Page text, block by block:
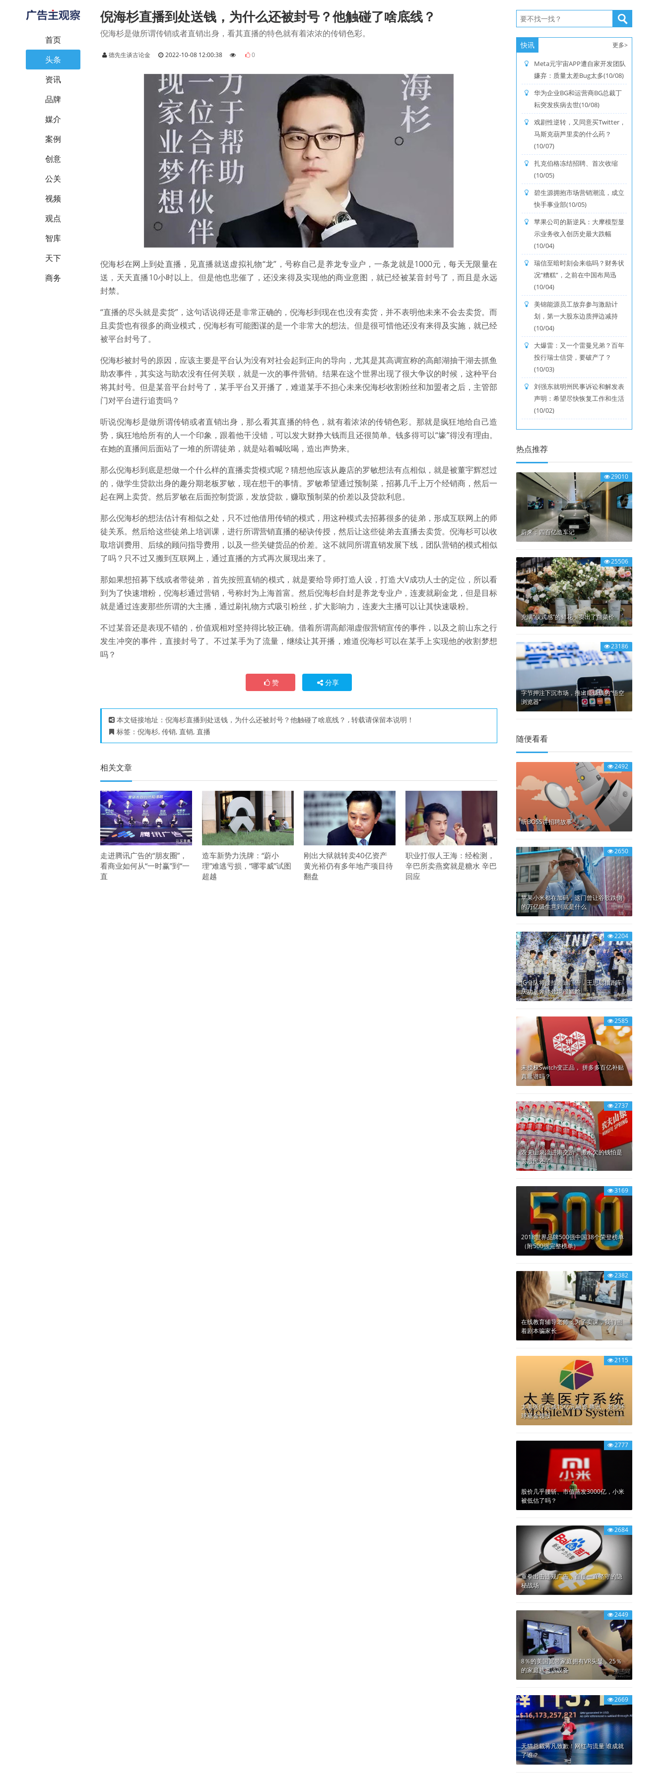
首页
头条
资讯
品牌
媒介
案例
创意
公关
视频
观点
智库
天下
商务
倪海杉直播到处送钱，为什么还被封号？他触碰了啥底线？
倪海杉是做所谓传销或者直销出身，看其直播的特色就有着浓浓的传销色彩。
德先生谈古论金 2022-10-08 12:00:38 0
倪海杉在网上到处直播，见直播就送虚拟礼物“龙”，号称自己是养龙专业户，一条龙就是1000元，每天无限量在
送，天天直播10小时以上。但是他也悲催了，还没来得及实现他的商业意图，就已经被某音封号了，而且是永远
封禁。
“直播的尽头就是卖货”，这句话说得还是非常正确的，倪海杉到现在也没有卖货，并不表明他未来不会去卖货。而
且卖货也有很多的商业模式，倪海杉有可能图谋的是一个非常大的想法。但是很可惜他还没有来得及实施，就已经
被平台封号了。
倪海杉被封号的原因，应该主要是平台认为没有对社会起到正向的导向，尤其是其高调宣称的高邮湖抽干湖去抓鱼
助农事件，其实这与助农没有任何关联，就是一次的事件营销。结果在这个世界出现了很大争议的时候，这种平台
将其封号。但是某音平台封号了，某手平台又开播了，难道某手不担心未来倪海杉收割粉丝和加盟者之后，主管部
门对平台进行追责吗？
听说倪海杉是做所谓传销或者直销出身，那么看其直播的特色，就有着浓浓的传销色彩。那就是疯狂地给自己造
势，疯狂地给所有的人一个印象，跟着他干没错，可以发大财挣大钱而且还很简单。钱多得可以“壕”得没有理由。
在她的直播间后面站了一堆的所谓徒弟，就是站着喊吆喝，造出声势来。
那么倪海杉到底是想做一个什么样的直播卖货模式呢？猜想他应该从趣店的罗敏想法有点相似，就是被董宇辉怼过
的，做学生贷款出身的趣分期老板罗敏，现在想干的事情。罗敏希望通过预制菜，招募几千上万个经销商，然后一
起在网上卖货。然后罗敏在后面控制货源，发放贷款，赚取预制菜的价差以及贷款利息。
那么倪海杉的想法估计有相似之处，只不过他借用传销的模式，用这种模式去招募很多的徒弟，形成互联网上的师
徒关系。然后给这些徒弟上培训课，进行所谓营销直播的秘诀传授，然后让这些徒弟去直播去卖货。倪海杉可以收
取培训费用、后续的顾问指导费用，以及一些关键货品的价差。这不就同所谓直销发展下线，团队营销的模式相似
了吗？只不过又搬到互联网上，通过直播的方式再次展现出来了。
那如果想招募下线或者带徒弟，首先按照直销的模式，就是要给导师打造人设，打造大V成功人士的定位，所以看
到为了快速增粉，倪海杉通过营销，号称封为上海首富。然后倪海杉自封是养龙专业户，连麦就刷金龙，但是目标
就是通过连麦那些所谓的大主播，通过刷礼物方式吸引粉丝，扩大影响力，连麦大主播可以让其快速吸粉。
不过某音还是表现不错的，价值观相对坚持得比较正确。借着所谓高邮湖虚假营销宣传的事件，以及之前山东之行
发生冲突的事件，直接封号了。不过某手为了流量，继续让其开播，难道倪海杉可以在某手上实现他的收割梦想
吗？
赞 分享
本文链接地址： 倪海杉直播到处送钱，为什么还被封号？他触碰了啥底线？ , 转载请保留本说明！
标签： 倪海杉, 传销, 直销, 直播
相关文章
走进腾讯广告的“朋友圈”，
看商业如何从“一时赢”到“一
直
造车新势力洗牌：“蔚小
理”难逃亏损，“哪零威”试图
超越
刚出大狱就转卖40亿资产
黄光裕仍有多年地产项目待
翻盘
职业打假人王海：经检测，
辛巴所卖燕窝就是糖水 辛巴
回应
快讯 更多>
Meta元宇宙APP遭自家开发团队
嫌弃：质量太差Bug太多(10/08)
华为企业BG和运营商BG总裁丁
耘突发疾病去世(10/08)
戏剧性逆转，又同意买Twitter，
马斯克葫芦里卖的什么药？
(10/07)
扎克伯格冻结招聘、首次收缩
(10/05)
碧生源拥抱市场营销潮流，成立
快手事业部(10/05)
苹果公司的新逆风：大摩模型显
示业务收入创历史最大跌幅
(10/04)
瑞信至暗时刻会来临吗？财务状
况“糟糕”，之前在中国布局迅
(10/04)
美锦能源员工放弃参与激励计
划，第一大股东边质押边减持
(10/04)
大爆雷：又一个雷曼兄弟？百年
投行瑞士信贷，要破产了？
(10/03)
刘强东就明州民事诉讼和解发表
声明：希望尽快恢复工作和生活
(10/02)
热点推荐
29010
蔚来：四百亿造车记
25506
充满“仪式感”的鲜花，卖出了白菜价
23186
字节押注下沉市场，推出能赚钱的“悟空
浏览器”
随便看看
2492
听BOSS讲招聘故事
2650
苹果小米都在加码，这门曾让谷歌跌倒
的万亿级生意到底是什么
2204
IG全队将接拍奥迪广告，王思聪抽跑车
庆功，奔驰处境很尴尬
2585
未授权Switch变正品， 拼多多百亿补贴
真靠谱吗？
2737
农夫山泉流进港交所，搬水欠的钱怕是
要股民还了
3169
2018世界品牌500强中国38个荣登榜单
（附500强完整榜单）
2382
在线教育辅导老师：为了卖课，我们照
着剧本骗家长
2115
太美医疗完成15亿元融资 腾讯、老虎环
球基金领投
2777
股价几乎腰斩、市值蒸发3000亿，小米
被低估了吗？
2684
重拳出击违规广告，百度一直坚守的隐
秘战场
2449
8％的美国宽带家庭拥有VR头显，25％
的家庭熟悉该设备
2669
天猫总裁蒋凡致歉！网红与流量 谁成就
了谁？